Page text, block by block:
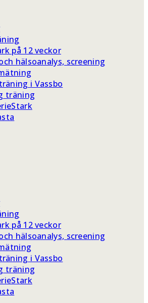
på 12 veckor
hälsoanalys, screening
i Vassbo
träning
på 12 veckor
hälsoanalys, screening
i Vassbo
träning